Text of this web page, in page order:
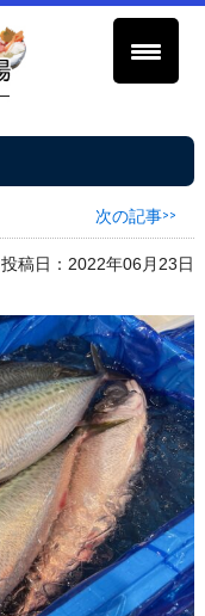
次の記事>>
投稿日：2022年06月23日